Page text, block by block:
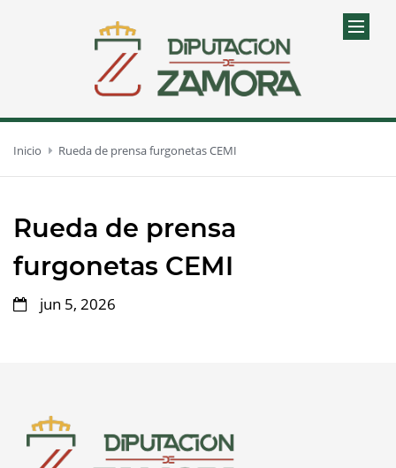
Inicio Rueda de prensa furgonetas CEMI
Rueda de prensa
furgonetas CEMI
jun 5, 2026